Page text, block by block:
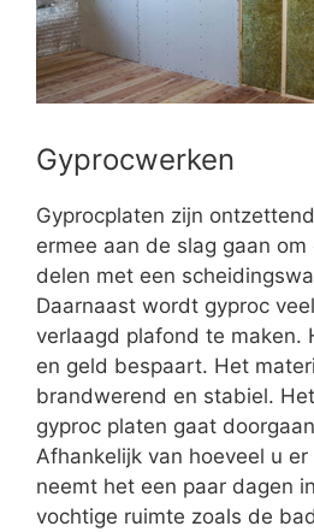
Gyprocwerken
Gyprocplaten zijn
ermee aan de slag gaan
delen met een
Daarnaast wordt gyproc
verlaagd plafond te maken.
en geld bespaart. Het
brandwerend en stabiel.
gyproc platen gaat
Afhankelijk van hoeveel u
neemt het een paar dagen
vochtige ruimte zoals de